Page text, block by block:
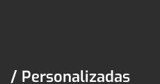
/ Personalizadas